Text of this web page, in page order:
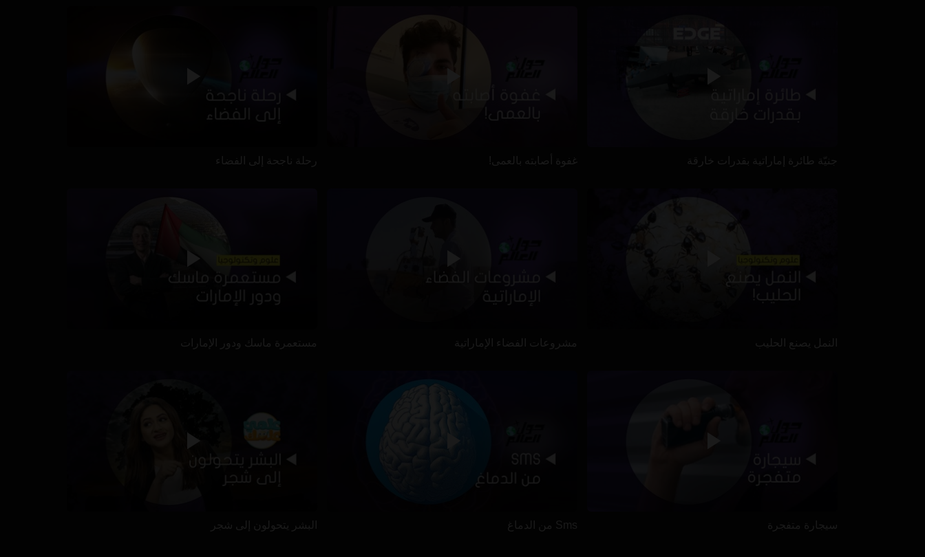
جنيّة طائرة إماراتية بقدرات خارقة غفوة أصابته بالعمى! رحلة ناجحة إلى الفضاء
النمل يصنع الحليب مشروعات الفضاء الإماراتية مستعمرة ماسك ودور الإمارات
سيجارة متفجرة Sms من الدماغ البشر يتحولون إلى شجر